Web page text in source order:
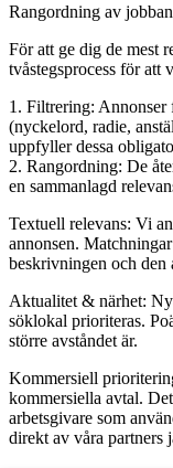
Rangordning av
För att ge dig de mest
tvåstegsprocess för att
1. Filtrering:
(nyckelord, radie,
uppfyller dessa
2. Rangordning: De
en sammanlagd
Textuell relevans: Vi
annonsen.
beskrivningen och den
Aktualitet & närhet:
söklokal prioriteras.
större avståndet är.
Kommersiell
kommersiella avtal.
arbetsgivare som
direkt av våra partners